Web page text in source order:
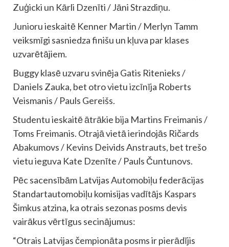
Zuģicki un Kārli Dzenīti / Jāni Strazdiņu.
Junioru ieskaitē Kenner Martin / Merlyn Tamm
veiksmīgi sasniedza finišu un kļuva par klases
uzvarētājiem.
Buggy klasē uzvaru svinēja Gatis Ritenieks /
Daniels Zauka, bet otro vietu izcīnīja Roberts
Veismanis / Pauls Gereišs.
Studentu ieskaitē ātrākie bija Martins Freimanis /
Toms Freimanis. Otrajā vietā ierindojās Ričards
Abakumovs / Kevins Deivids Anstrauts, bet trešo
vietu ieguva Kate Dzenīte / Pauls Čuntunovs.
Pēc sacensībām Latvijas Automobiļu federācijas
Standartautomobiļu komisijas vadītājs Kaspars
Šimkus atzina, ka otrais sezonas posms devis
vairākus vērtīgus secinājumus:
“Otrais Latvijas čempionāta posms ir pierādījis